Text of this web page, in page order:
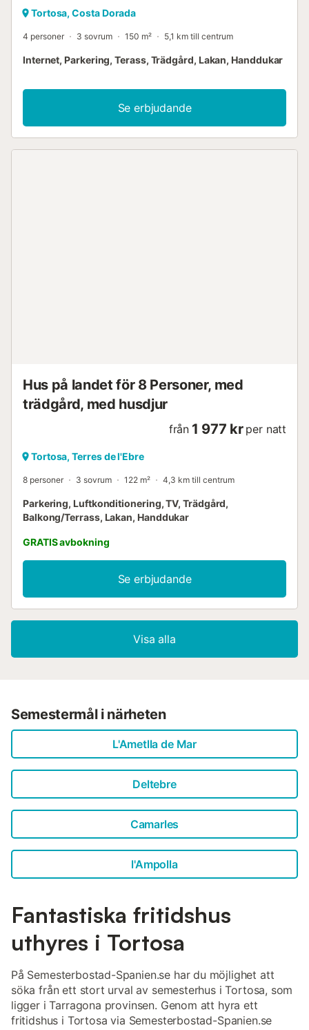
Tortosa, Costa Dorada
4 personer 3 sovrum 150 m² 5,1 km till centrum
Internet, Parkering, Terass, Trädgård, Lakan, Handdukar
Se erbjudande
Hus på landet för 8 Personer, med
trädgård, med husdjur
från 1 977 kr per natt
Tortosa, Terres de l'Ebre
8 personer 3 sovrum 122 m² 4,3 km till centrum
Parkering, Luftkonditionering, TV, Trädgård,
Balkong/Terrass, Lakan, Handdukar
GRATIS avbokning
Se erbjudande
Visa alla
Semestermål i närheten
L'Ametlla de Mar
Deltebre
Camarles
l'Ampolla
Fantastiska fritidshus
uthyres i Tortosa
På Semesterbostad-Spanien.se har du möjlighet att
söka från ett stort urval av semesterhus i Tortosa, som
ligger i Tarragona provinsen. Genom att hyra ett
fritidshus i Tortosa via Semesterbostad-Spanien.se